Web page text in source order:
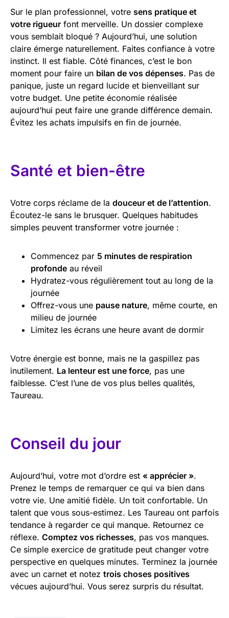
Sur le plan professionnel, votre sens pratique et
votre rigueur font merveille. Un dossier complexe
vous semblait bloqué ? Aujourd’hui, une solution
claire émerge naturellement. Faites confiance à votre
instinct. Il est fiable. Côté finances, c’est le bon
moment pour faire un bilan de vos dépenses. Pas de
panique, juste un regard lucide et bienveillant sur
votre budget. Une petite économie réalisée
aujourd’hui peut faire une grande différence demain.
Évitez les achats impulsifs en fin de journée.
Santé et bien-être
Votre corps réclame de la douceur et de l’attention.
Écoutez-le sans le brusquer. Quelques habitudes
simples peuvent transformer votre journée :
Commencez par 5 minutes de respiration
profonde au réveil
Hydratez-vous régulièrement tout au long de la
journée
Offrez-vous une pause nature, même courte, en
milieu de journée
Limitez les écrans une heure avant de dormir
Votre énergie est bonne, mais ne la gaspillez pas
inutilement. La lenteur est une force, pas une
faiblesse. C’est l’une de vos plus belles qualités,
Taureau.
Conseil du jour
Aujourd’hui, votre mot d’ordre est « apprécier ».
Prenez le temps de remarquer ce qui va bien dans
votre vie. Une amitié fidèle. Un toit confortable. Un
talent que vous sous-estimez. Les Taureau ont parfois
tendance à regarder ce qui manque. Retournez ce
réflexe. Comptez vos richesses, pas vos manques.
Ce simple exercice de gratitude peut changer votre
perspective en quelques minutes. Terminez la journée
avec un carnet et notez trois choses positives
vécues aujourd’hui. Vous serez surpris du résultat.